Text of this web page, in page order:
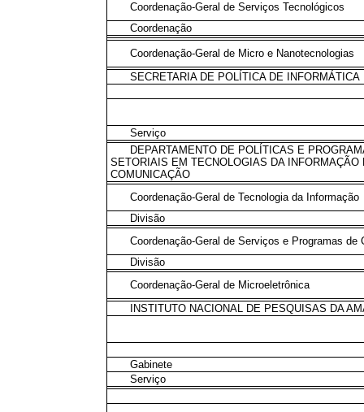
Coordenação-Geral de Serviços Tecnológicos
Coordenação
Coordenação-Geral de Micro e Nanotecnologias
SECRETARIA DE POLÍTICA DE INFORMÁTICA
Serviço
DEPARTAMENTO DE POLÍTICAS E
SETORIAIS EM TECNOLOGIAS DA INFORMAÇÃO
COMUNICAÇÃO
Coordenação-Geral de Tecnologia da Informação
Divisão
Coordenação-Geral de Serviços e Programas de
Divisão
Coordenação-Geral de Microeletrônica
INSTITUTO NACIONAL DE PESQUISAS DA
Gabinete
Serviço